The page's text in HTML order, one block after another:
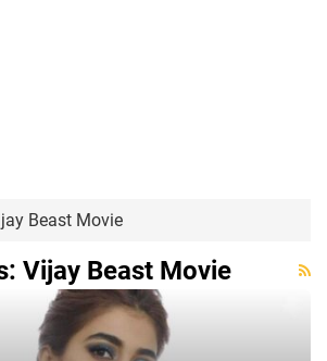
Beast Movie
Vijay Beast Movie